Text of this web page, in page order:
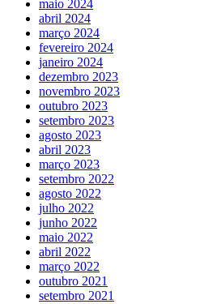
maio 2024
abril 2024
março 2024
fevereiro 2024
janeiro 2024
dezembro 2023
novembro 2023
outubro 2023
setembro 2023
agosto 2023
abril 2023
março 2023
setembro 2022
agosto 2022
julho 2022
junho 2022
maio 2022
abril 2022
março 2022
outubro 2021
setembro 2021